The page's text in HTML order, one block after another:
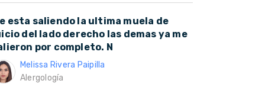
esta saliendo la ultima muela de
del lado derecho las demas ya me
por completo. N
Melissa Rivera Paipilla
Alergología